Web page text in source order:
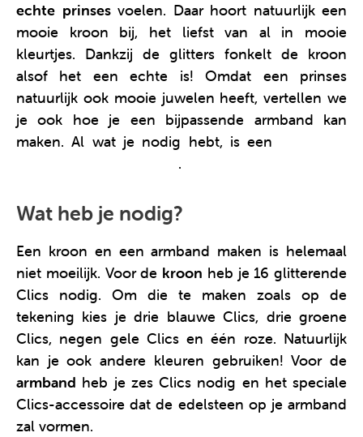
echte prinsesvoelen. Daar hoort natuurlijk een
mooie kroon bij, het liefst van al in mooie
kleurtjes. Dankzij de glitters fonkelt de kroon
alsof het een echte is! Omdat een prinses
natuurlijk ook mooie juwelen heeft, vertellen we
je ook hoe je een bijpassende armband kan
maken. Al wat je nodig hebt, is een
.
Wat heb je nodig?
Een kroon en een armband maken is helemaal
niet moeilijk. Voor de kroon heb je 16 glitterende
Clics nodig. Om die te maken zoals op de
tekening kies je drie blauwe Clics, drie groene
Clics, negen gele Clics en één roze. Natuurlijk
kan je ook andere kleuren gebruiken! Voor de
armband heb je zes Clics nodig en het speciale
Clics-accessoire dat de edelsteen op je armband
zal vormen.